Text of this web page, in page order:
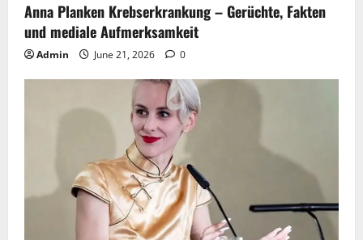
Anna Planken Krebserkrankung – Gerüchte, Fakten
und mediale Aufmerksamkeit
Admin June 21, 2026 0